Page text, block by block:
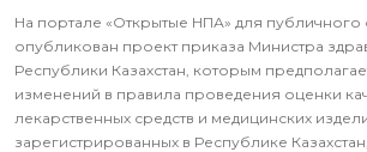
На портале «Открытые НПА» для
опубликован проект приказа Министра
Республики Казахстан, которым
изменений в правила проведения оценки
лекарственных средств и медицинских
зарегистрированных в Республике